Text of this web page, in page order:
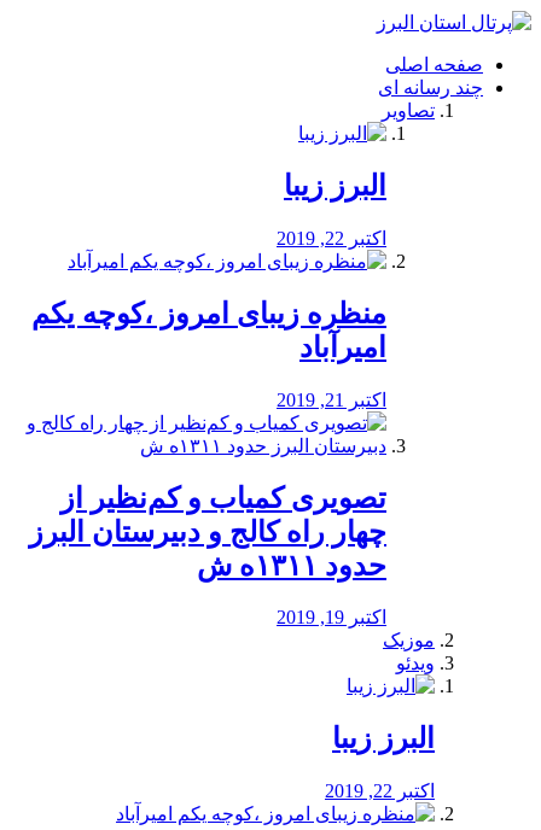
فصد
شرق
تهران
خشکشویی
صفحه اصلی
چند رسانه ای
تصاویر
البرز زیبا
اکتبر 22, 2019
منظره‌‌ زیبای امروز ،کوچه یکم
امیرآباد
اکتبر 21, 2019
️تصویری کمیاب و کم‌نظیر از
چهار راه كالج و دبيرستان البرز
حدود ۱۳۱۱ه ش
اکتبر 19, 2019
موزیک
ویدئو
البرز زیبا
اکتبر 22, 2019